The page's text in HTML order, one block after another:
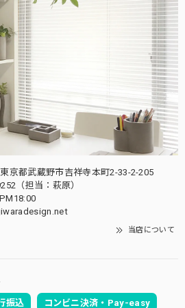
京都武蔵野市吉祥寺本町2-33-2-205
（担当：萩原）
当店について
振込 コンビニ決済・Pay-easy